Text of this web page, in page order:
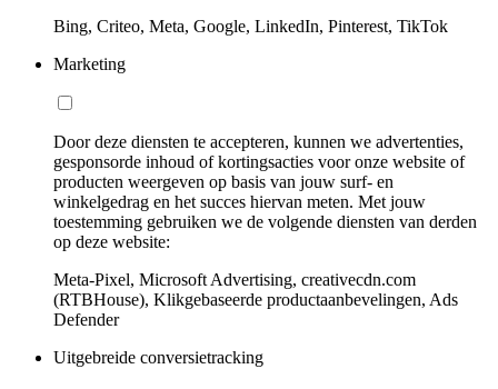
Bing, Criteo, Meta, Google, LinkedIn, Pinterest, TikTok
Marketing
Door deze diensten te accepteren, kunnen we advertenties,
gesponsorde inhoud of kortingsacties voor onze website of
producten weergeven op basis van jouw surf- en
winkelgedrag en het succes hiervan meten. Met jouw
toestemming gebruiken we de volgende diensten van derden
op deze website:
Meta-Pixel, Microsoft Advertising, creativecdn.com
(RTBHouse), Klikgebaseerde productaanbevelingen, Ads
Defender
Uitgebreide conversietracking